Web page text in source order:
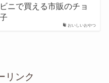
おいしいおやつ
ニで買える市販のチョ
リンク